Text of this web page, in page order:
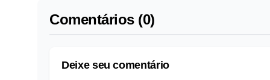
Comentários (0)
Deixe seu comentário